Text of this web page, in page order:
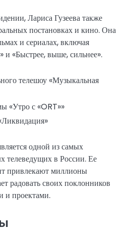
Лариса Гузеева также
постановках и кино. Она
и сериалах, включая
и «Быстрее, выше, сильнее».
телешоу «Музыкальная
«Утро с «ORT»»
одной из самых
телеведущих в России. Ее
привлекают миллионы
радовать своих поклонников
и проектами.